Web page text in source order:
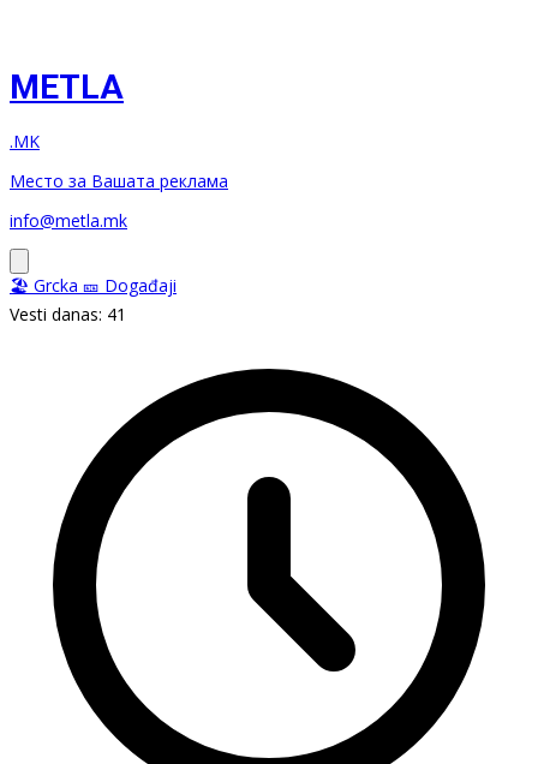
METLA
.MK
Место за Вашата реклама
info@metla.mk
🏖️ Grcka 🎫 Događaji
Vesti danas: 41